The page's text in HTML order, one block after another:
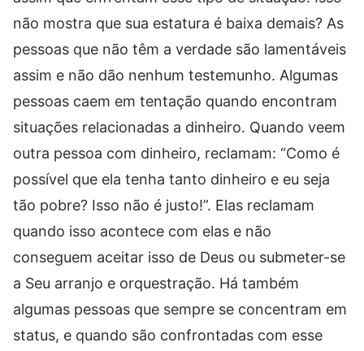
não mostra que sua estatura é baixa demais? As
pessoas que não têm a verdade são lamentáveis
assim e não dão nenhum testemunho. Algumas
pessoas caem em tentação quando encontram
situações relacionadas a dinheiro. Quando veem
outra pessoa com dinheiro, reclamam: “Como é
possível que ela tenha tanto dinheiro e eu seja
tão pobre? Isso não é justo!”. Elas reclamam
quando isso acontece com elas e não
conseguem aceitar isso de Deus ou submeter-se
a Seu arranjo e orquestração. Há também
algumas pessoas que sempre se concentram em
status, e quando são confrontadas com esse